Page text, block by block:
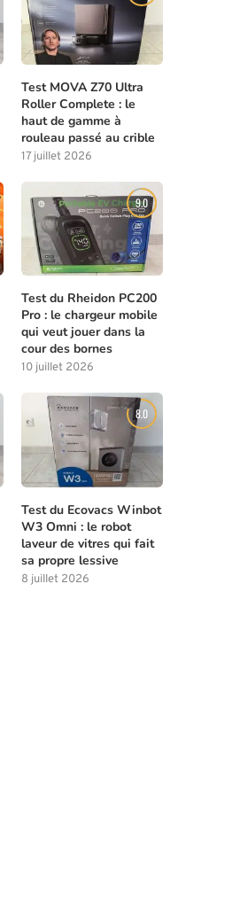
Test MOVA Z70 Ultra
Roller Complete : le
haut de gamme à
rouleau passé au crible
17 juillet 2026
9.0
Test du Rheidon PC200
Pro : le chargeur mobile
qui veut jouer dans la
cour des bornes
10 juillet 2026
8.0
Test du Ecovacs Winbot
W3 Omni : le robot
laveur de vitres qui fait
sa propre lessive
8 juillet 2026